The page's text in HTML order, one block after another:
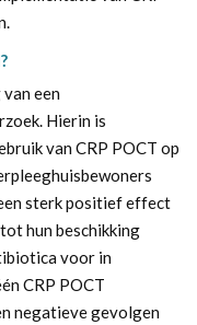
een
Hierin is
van CRP POCT op
sterk positief effect
hun beschikking
voor in
CRP POCT
negatieve gevolgen